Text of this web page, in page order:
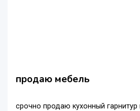
продаю мебель
срочно продаю кухонный